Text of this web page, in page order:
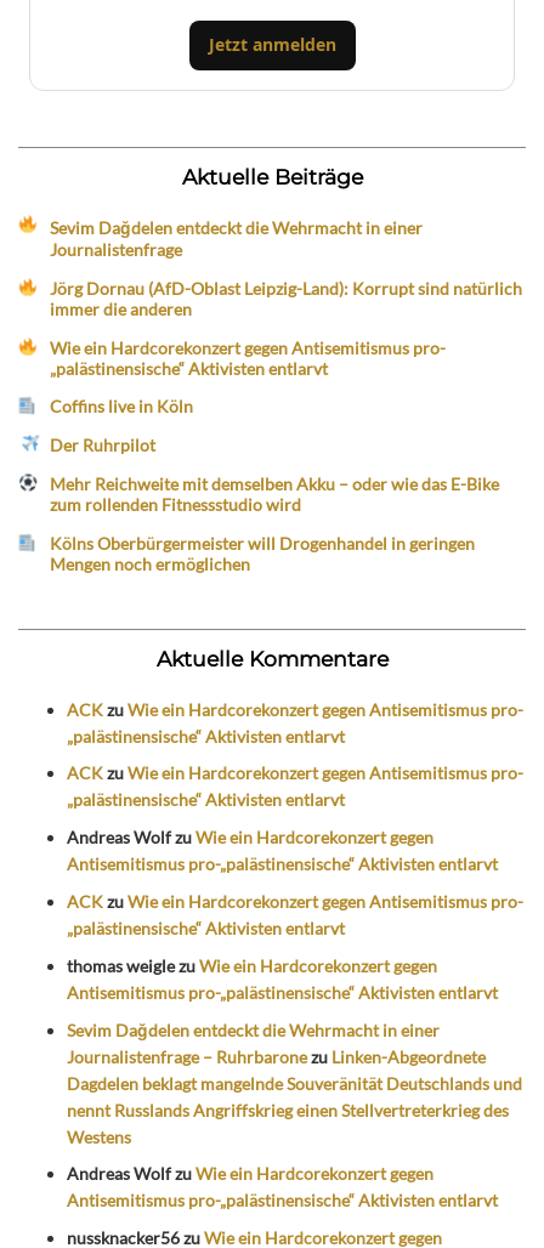
Jetzt anmelden
Aktuelle Beiträge
Sevim Dağdelen entdeckt die Wehrmacht in einer
Journalistenfrage
Jörg Dornau (AfD-Oblast Leipzig-Land): Korrupt sind natürlich
immer die anderen
Wie ein Hardcorekonzert gegen Antisemitismus pro-
„palästinensische“ Aktivisten entlarvt
Coffins live in Köln
Der Ruhrpilot
Mehr Reichweite mit demselben Akku – oder wie das E-Bike
zum rollenden Fitnessstudio wird
Kölns Oberbürgermeister will Drogenhandel in geringen
Mengen noch ermöglichen
Aktuelle Kommentare
ACKzuWie ein Hardcorekonzert gegen Antisemitismus pro-
„palästinensische“ Aktivisten entlarvt
ACKzuWie ein Hardcorekonzert gegen Antisemitismus pro-
„palästinensische“ Aktivisten entlarvt
Andreas WolfzuWie ein Hardcorekonzert gegen
Antisemitismus pro-„palästinensische“ Aktivisten entlarvt
ACKzuWie ein Hardcorekonzert gegen Antisemitismus pro-
„palästinensische“ Aktivisten entlarvt
thomas weiglezuWie ein Hardcorekonzert gegen
Antisemitismus pro-„palästinensische“ Aktivisten entlarvt
Sevim Dağdelen entdeckt die Wehrmacht in einer
Journalistenfrage – Ruhrbaronezu Linken-Abgeordnete
Dagdelen beklagt mangelnde Souveränität Deutschlands und
nennt Russlands Angriffskrieg einen Stellvertreterkrieg des
Westens
Andreas WolfzuWie ein Hardcorekonzert gegen
Antisemitismus pro-„palästinensische“ Aktivisten entlarvt
nussknacker56zuWie ein Hardcorekonzert gegen